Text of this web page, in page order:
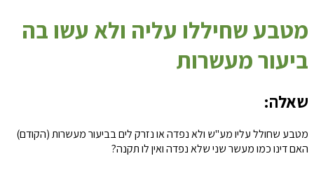
מטבע שחיללו עליה ולא עשו בה
ביעור מעשרות
שאלה:
מטבע שחולל עליו מע"ש ולא נפדה או נזרק לים בביעור מעשרות (הקודם)
האם דינו כמו מעשר שני שלא נפדה ואין לו תקנה?